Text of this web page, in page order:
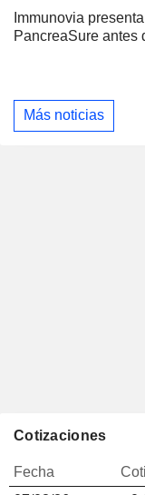
Immunovia
PancreaSure antes
Más noticias
Cotizaciones
Fecha